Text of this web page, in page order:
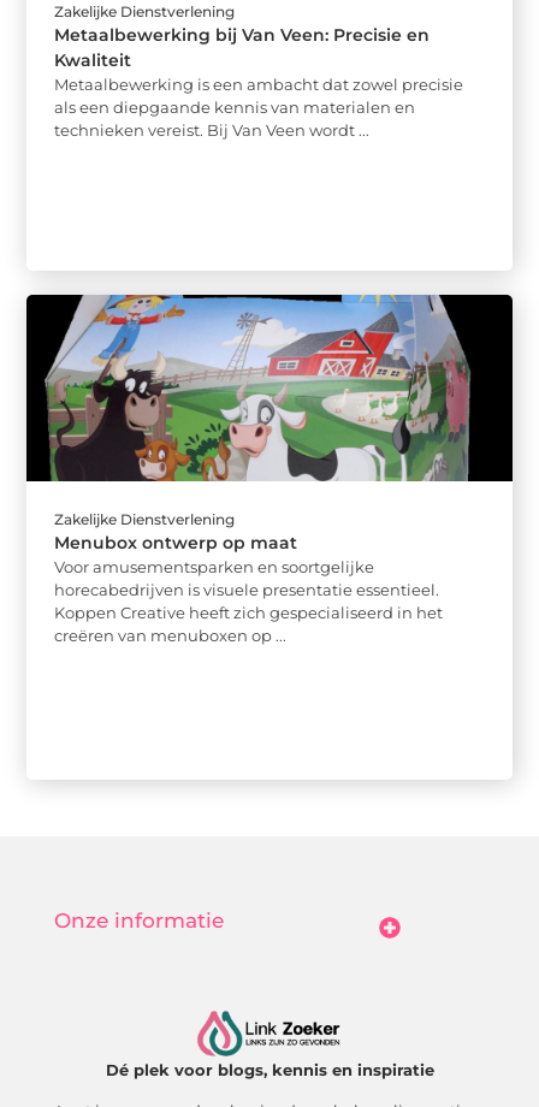
Zakelijke Dienstverlening
Metaalbewerking bij Van Veen: Precisie en
Kwaliteit
Metaalbewerking is een ambacht dat zowel precisie
als een diepgaande kennis van materialen en
technieken vereist. Bij Van Veen wordt ...
Zakelijke Dienstverlening
Menubox ontwerp op maat
Voor amusementsparken en soortgelijke
horecabedrijven is visuele presentatie essentieel.
Koppen Creative heeft zich gespecialiseerd in het
creëren van menuboxen op ...
Dé plek voor blogs, kennis en inspiratie
Onze informatie